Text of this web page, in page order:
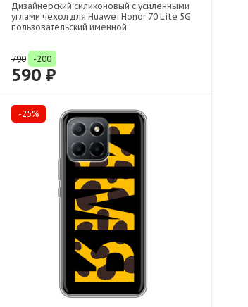
Дизайнерский силиконовый с усиленными
углами чехол для Huawei Honor 70 Lite 5G
пользовательский именной
790 -200
590 ₽
-25%